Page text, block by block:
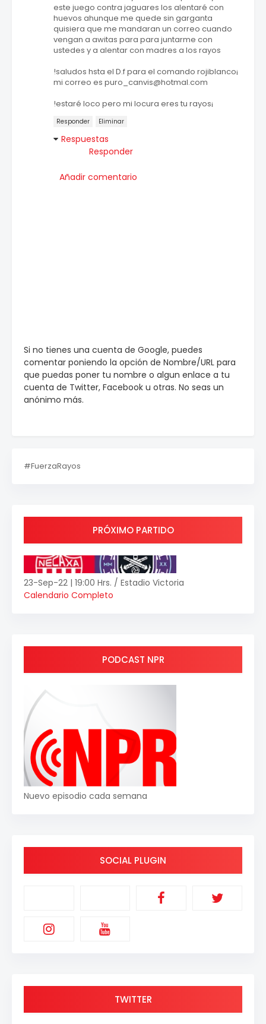
este juego contra jaguares los alentaré con
huevos ahunque me quede sin garganta
quisiera que me mandaran un correo cuando
vengan a awitas para para juntarme con
ustedes y a alentar con madres a los rayos
!saludos hsta el D.f para el comando rojiblanco¡
mi correo es puro_canvis@hotmal.com
!estaré loco pero mi locura eres tu rayos¡
Responder Eliminar
Respuestas
Responder
Añadir comentario
Si no tienes una cuenta de Google, puedes
comentar poniendo la opción de Nombre/URL para
que puedas poner tu nombre o algun enlace a tu
cuenta de Twitter, Facebook u otras. No seas un
anónimo más.
#FuerzaRayos
PRÓXIMO PARTIDO
23-Sep-22 | 19:00 Hrs. / Estadio Victoria
Calendario Completo
PODCAST NPR
Nuevo episodio cada semana
SOCIAL PLUGIN
TWITTER